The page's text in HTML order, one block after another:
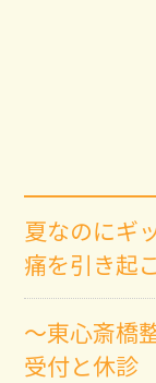
夏なのにギ
痛を引き起
～東心斎橋
受付と休診